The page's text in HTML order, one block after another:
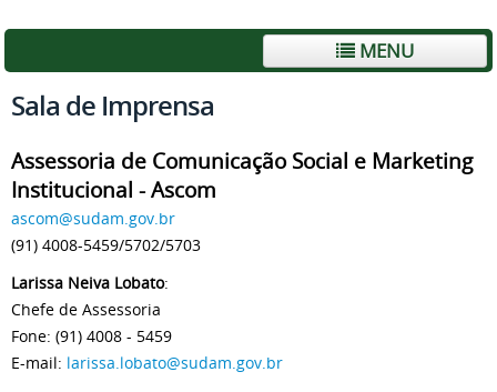
MENU
Sala de Imprensa
Assessoria de Comunicação Social e Marketing
Institucional - Ascom
ascom@sudam.gov.br
(91) 4008-5459/5702/5703
Larissa Neiva Lobato:
Chefe de Assessoria
Fone: (91) 4008 - 5459
E-mail: larissa.lobato@sudam.gov.br